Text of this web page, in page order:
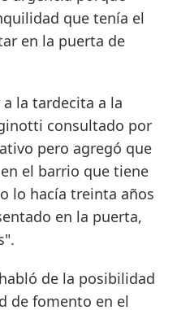
que tenía el
en la puerta de
la tardecita a la
consultado por
pero agregó que
el barrio que tiene
lo hacía treinta años
en la puerta,
de la posibilidad
de fomento en el